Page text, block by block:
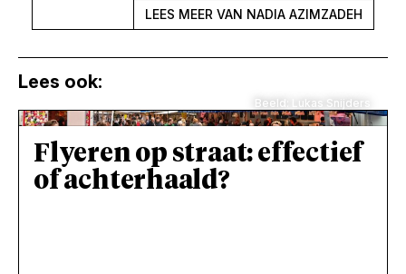
LEES MEER VAN NADIA AZIMZADEH
Lees ook:
Beeld: Lukas Snijders
Flyeren op straat: effectief
of achterhaald?